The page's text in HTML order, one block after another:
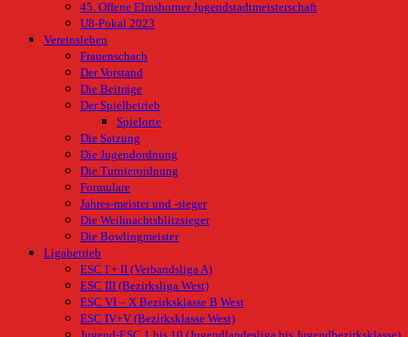
45. Offene Elmshorner Jugendstadtmeisterschaft
U8-Pokal 2023
Vereinsleben
Frauenschach
Der Vorstand
Die Beiträge
Der Spielbetrieb
Spielorte
Die Satzung
Die Jugendordnung
Die Turnierordnung
Formulare
Jahres-meister und -sieger
Die Weihnachtsblitzsieger
Die Bowlingmeister
Ligabetrieb
ESC I + II (Verbandsliga A)
ESC III (Bezirksliga West)
ESC VI – X Bezirksklasse B West
ESC IV+V (Bezirksklasse West)